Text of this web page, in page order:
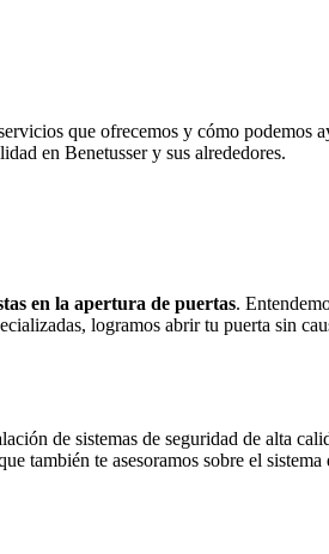
que ofrecemos y cómo podemos
en Benetusser y sus alrededores.
en la apertura de puertas.
logramos abrir tu puerta sin
de sistemas de seguridad de alta
también te asesoramos sobre el